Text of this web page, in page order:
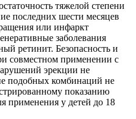
тяжелой степени
последних шести месяцев
или инфаркт
заболевания
ретинит. Безопасность и
совместном применении с
эрекции не
подобных комбинаций не
показанию
применения у детей до 18